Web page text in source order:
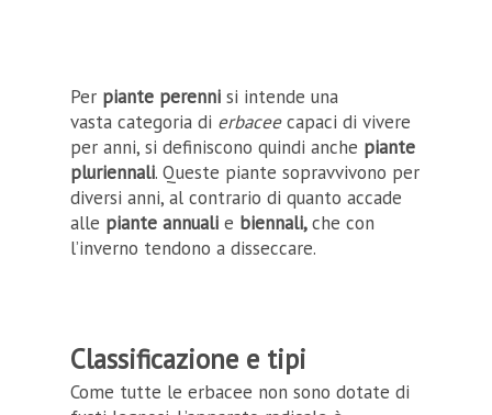
Per piante perenni si intende una
vasta categoria di erbaceecapaci di vivere
per anni, si definiscono quindi anche piante
pluriennali. Queste piante sopravvivono per
diversi anni, al contrario di quanto accade
alle piante annuali e biennali,che con
l’inverno tendono a disseccare.
Classificazione e tipi
Come tutte le erbacee non sono dotate di